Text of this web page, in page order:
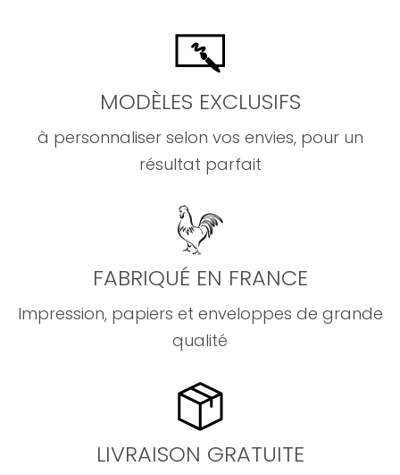
MODÈLES EXCLUSIFS
à personnaliser selon vos envies, pour un
résultat parfait
FABRIQUÉ EN FRANCE
Impression, papiers et enveloppes de grande
qualité
LIVRAISON GRATUITE